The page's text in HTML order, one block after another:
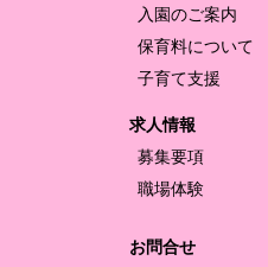
入園のご案内
保育料について
子育て支援
求人情報
募集要項
職場体験
お問合せ